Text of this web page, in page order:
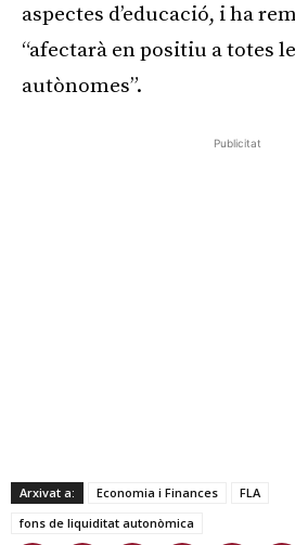
aspectes d’educació, i ha
“afectarà en positiu a totes
autònomes”.
Publicitat
Arxivat a: Economia i Finances
FLA
fons de liquiditat autonòmica